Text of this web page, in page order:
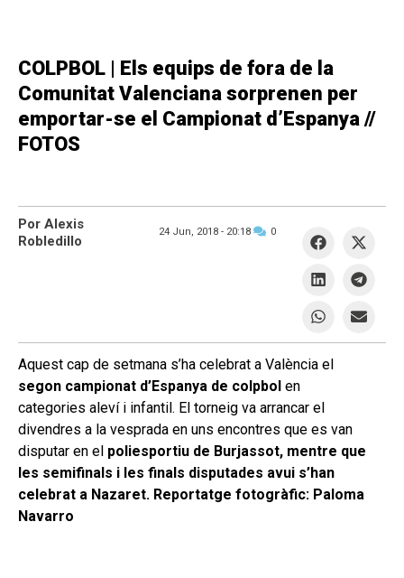
COLPBOL | Els equips de fora de la
Comunitat Valenciana sorprenen per
emportar-se el Campionat d’Espanya //
FOTOS
Aquest cap de setmana s’ha celebrat a València el
segon campionat d’Espanya de colpbol en
categories aleví i infantil. El torneig va arrancar el
divendres a la vesprada en uns encontres que es van
disputar en el poliesportiu de Burjassot, mentre que
les semifinals i les finals disputades avui s’han
celebrat a Nazaret. Reportatge fotogràfic: Paloma
Navarro
Por Alexis
Robledillo
24 Jun, 2018 - 20:18 0